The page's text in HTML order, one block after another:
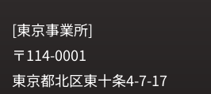
[東京事業所]
〒114-0001
東京都北区東十条4-7-17